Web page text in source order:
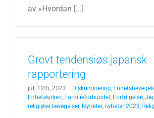
av «Hvordan [...]
Grovt tendensiøs japansk
rapportering
juli 12th, 2023 Diskriminering,
Enhetskirken, Familieforbundet, Forfølgelse,
religiøse bevegelser, Nyheter, nyheter 2023,